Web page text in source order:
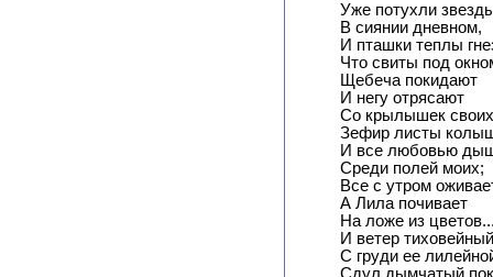
Уже потухли
В сиянии дневном,
И пташки теплы
Что свиты под
Щебеча покидают
И негу отрясают
Со крылышек
Зефир листы
И все любовью
Среди полей моих;
Все с утром
А Лила почивает
На ложе из
И ветер тиховейный
С груди ее